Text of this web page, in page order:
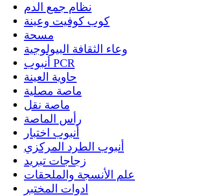
نظام جمع الدم
كوب كوفيت وعينة
مسحة
وعاء الثقافة البيولوجية
أنبوب PCR
حاوية العينة
ماصة مصلية
ماصة نقل
رأس الماصة
أنبوب اختبار
أنبوب الطرد المركزي
زجاجات تبريد
علم الأنسجة والملحقات
ادوات المختبر